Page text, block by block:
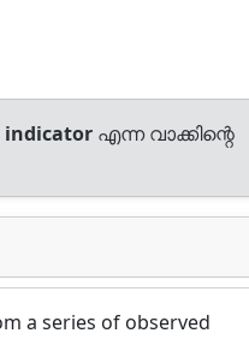
indicator എന്ന വാക്കിന്റെ
a series of observed